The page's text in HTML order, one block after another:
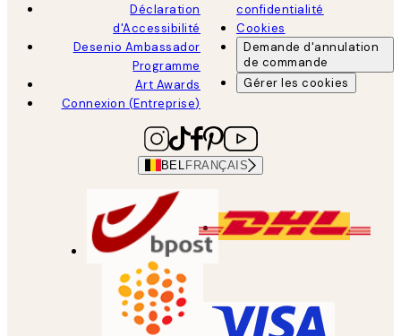
Déclaration
d'Accessibilité
Desenio Ambassador
Programme
Art Awards
Connexion (Entreprise)
confidentialité
Cookies
Demande d'annulation
de commande
Gérer les cookies
BEL FRANÇAIS